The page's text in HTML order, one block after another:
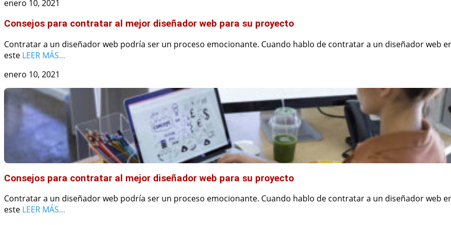
enero 10, 2021
Consejos para contratar al mejor diseñador web para su proyecto
Contratar a un diseñador web podría ser un proceso emocionante. Cuando hablo de contratar a un diseñador web
este LEER MÁS…
enero 10, 2021
Consejos para contratar al mejor diseñador web para su proyecto
Contratar a un diseñador web podría ser un proceso emocionante. Cuando hablo de contratar a un diseñador web
este LEER MÁS…